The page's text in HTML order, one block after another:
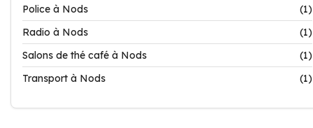
Police à Nods
(1)
Radio à Nods
(1)
Salons de thé café à Nods
(1)
Transport à Nods
(1)